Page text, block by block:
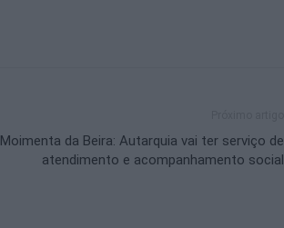
Moimenta da Beira: Autarquia vai ter serviço de
atendimento e acompanhamento social